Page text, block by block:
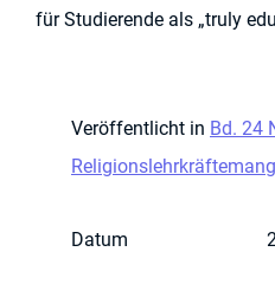
für Studierende als „truly
Veröffentlicht in Bd. 24
Datum